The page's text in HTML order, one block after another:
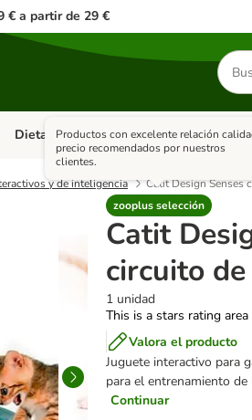
€ a partir de 29 €
Buscar
Perros
Menú de categoria abierto: Gatos
Dieta Vet. Menú de categoria
Antiparasitarios
y de inteligencia
Catit Design Senses
zooplus selección
Productos con excelente relación
precio recomendados por nuestros
clientes.
Catit
circuito
1 unidad
This is a stars rating
Valora el producto
Juguete interactivo para
para el entrenamiento
Continuar